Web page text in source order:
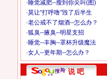
·睡觉减肥--瘦到你尖叫(图)
·莫让“打呼噜”毁了后半生
·老公戒不了烟酒--怎么办？
·狐臭--腋臭--明星支招
·睡觉--丰胸--罩杯升级魔法
·女人--更年期--怎么办？
说 吧